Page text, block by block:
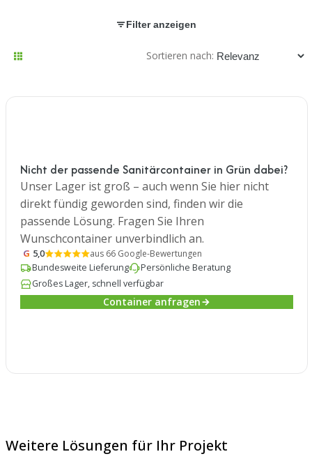
Filter anzeigen
Sortieren nach:
Nicht der passende Sanitärcontainer in Grün dabei?
Unser Lager ist groß – auch wenn Sie hier nicht
direkt fündig geworden sind, finden wir die
passende Lösung. Fragen Sie Ihren
Wunschcontainer unverbindlich an.
G 5,0
aus 66 Google-Bewertungen
Bundesweite Lieferung
Persönliche Beratung
Großes Lager, schnell verfügbar
Container anfragen
Weitere Lösungen für Ihr Projekt